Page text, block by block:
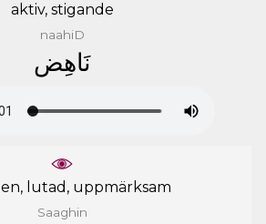
aktiv, stigande
naahiD
ﻧَﺎﻫِﺾ
lutad, uppmärksam
Saaghin